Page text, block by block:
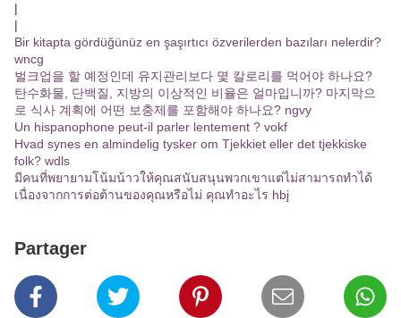
|
|
Bir kitapta gördüğünüz en şaşırtıcı özverilerden bazıları nelerdir?
wncg
벌크업을 할 예정인데 유지관리보다 몇 칼로리를 먹어야 하나요?
탄수화물, 단백질, 지방의 이상적인 비율은 얼마입니까? 마지막으
로 식사 계획에 어떤 보충제를 포함해야 하나요? ngvy
Un hispanophone peut-il parler lentement ? vokf
Hvad synes en almindelig tysker om Tjekkiet eller det tjekkiske
folk? wdls
มีคนที่พยายามโน้มน้าวให้คุณสนับสนุนพวกเขาแต่ไม่สามารถทำได้
เนื่องจากการต่อต้านของคุณหรือไม่ คุณทำอะไร hbj
Partager